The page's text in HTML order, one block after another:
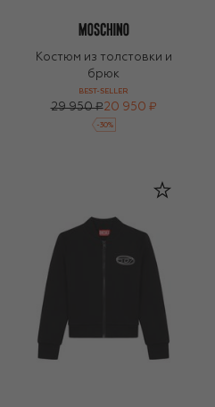
Костюм из толстовки и
брюк
BEST-SELLER
29 950 ₽20 950 ₽
-30%